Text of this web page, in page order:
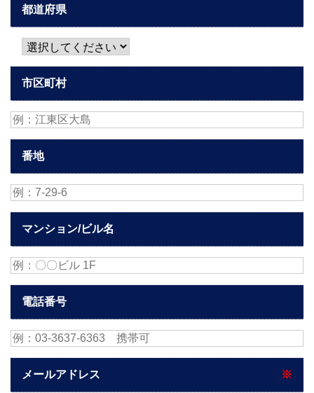
都道府県
市区町村
番地
マンション/ビル名
電話番号
メールアドレス ※